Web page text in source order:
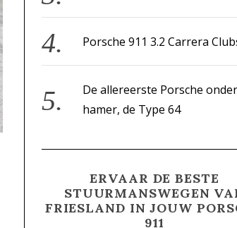
Porsche 911 3.2 Carrera
De allereerste Porsche
hamer, de Type 64
ERVAAR DE BESTE
STUURMANSWEGEN
FRIESLAND IN JOUW
911